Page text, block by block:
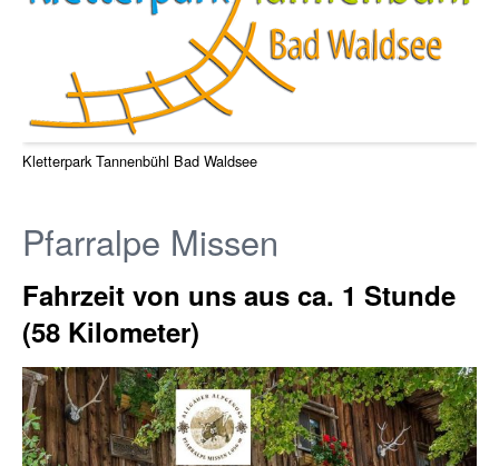
Kletterpark Tannenbühl Bad Waldsee
Pfarralpe Missen
Fahrzeit von uns aus ca. 1 Stunde
(58 Kilometer)